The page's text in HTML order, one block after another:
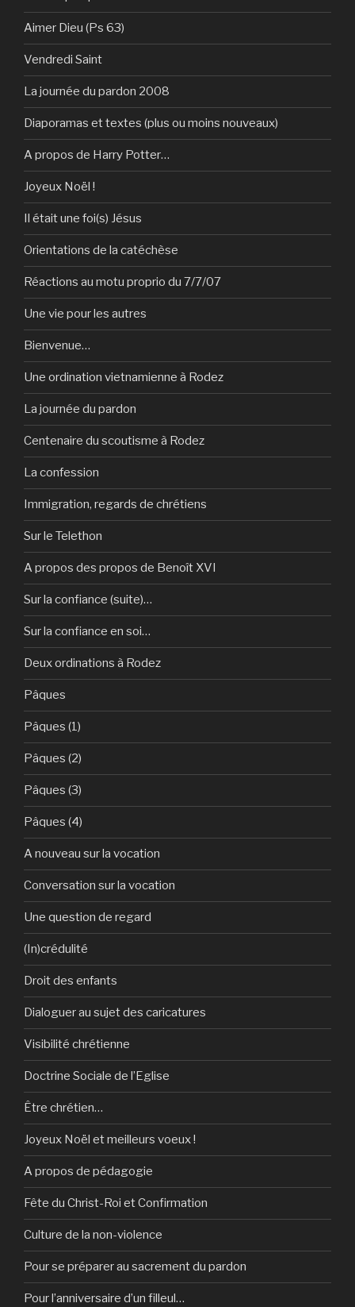
Aimer Dieu (Ps 63)
Vendredi Saint
La journée du pardon 2008
Diaporamas et textes (plus ou moins nouveaux)
A propos de Harry Potter…
Joyeux Noël !
Il était une foi(s) Jésus
Orientations de la catéchèse
Réactions au motu proprio du 7/7/07
Une vie pour les autres
Bienvenue…
Une ordination vietnamienne à Rodez
La journée du pardon
Centenaire du scoutisme à Rodez
La confession
Immigration, regards de chrétiens
Sur le Telethon
A propos des propos de Benoît XVI
Sur la confiance (suite)…
Sur la confiance en soi…
Deux ordinations à Rodez
Pâques
Pâques (1)
Pâques (2)
Pâques (3)
Pâques (4)
A nouveau sur la vocation
Conversation sur la vocation
Une question de regard
(In)crédulité
Droit des enfants
Dialoguer au sujet des caricatures
Visibilité chrétienne
Doctrine Sociale de l’Eglise
Être chrétien…
Joyeux Noël et meilleurs voeux !
A propos de pédagogie
Fête du Christ-Roi et Confirmation
Culture de la non-violence
Pour se préparer au sacrement du pardon
Pour l’anniversaire d’un filleul…